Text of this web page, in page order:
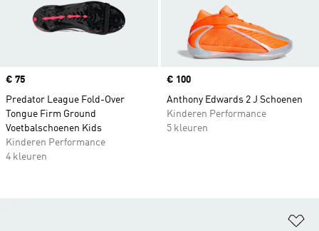
Price
€ 75
Predator League Fold-Over
Tongue Firm Ground
Voetbalschoenen Kids
Kinderen Performance
4 kleuren
Price
€ 100
Anthony Edwards 2 J Schoenen
Kinderen Performance
5 kleuren